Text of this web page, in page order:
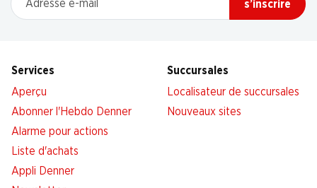
s’inscrire
Services
Aperçu
Abonner l'Hebdo Denner
Alarme pour actions
Liste d'achats
Appli Denner
Succursales
Localisateur de succursales
Nouveaux sites